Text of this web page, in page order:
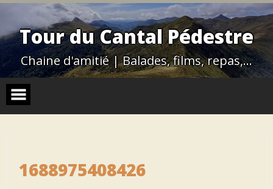
Skip
contentTour du Cantal Pédestre
Chaine d'amitié | Balades, films, repas,…
1688975408426